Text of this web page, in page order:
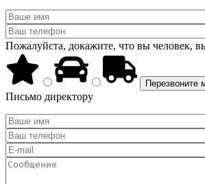
Пожалуйста, докажите, что вы человек,
Письмо директору